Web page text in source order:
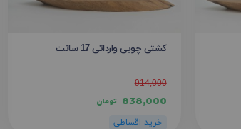
کشتی چوبی وارداتی 17 سانت
914,000
838,000 تومان